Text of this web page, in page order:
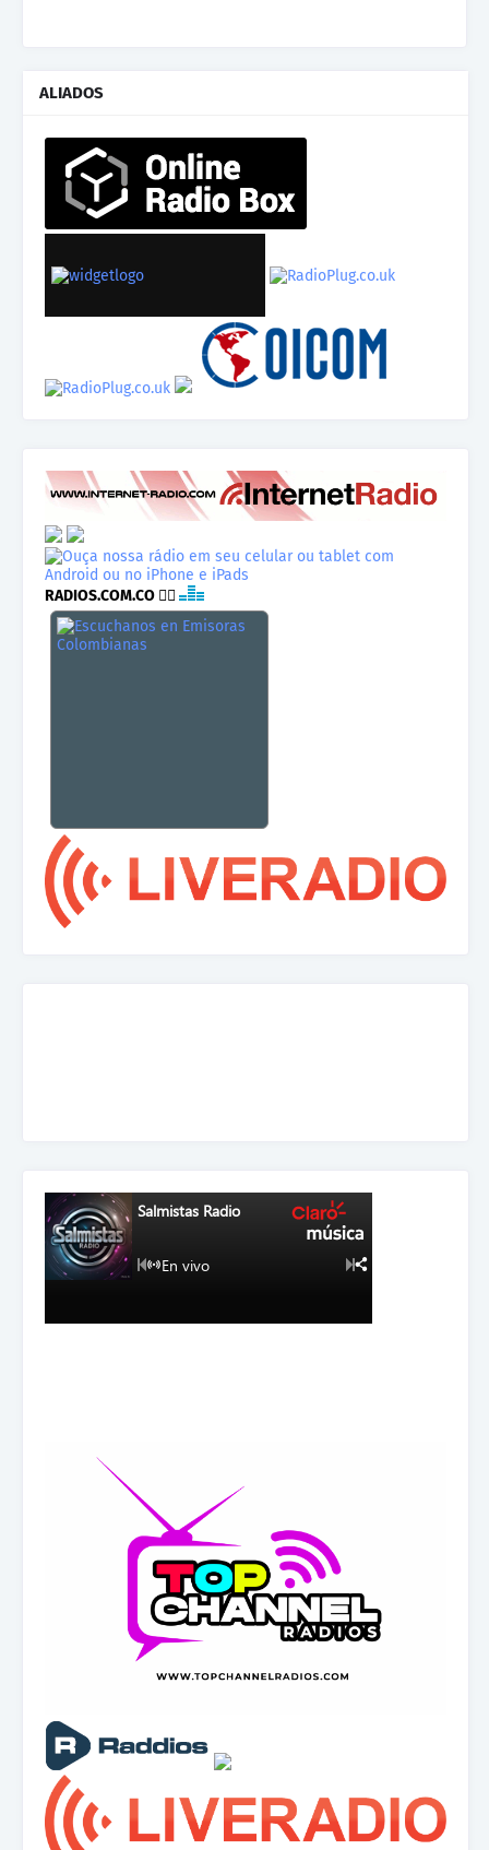
ALIADOS
RADIOS.COM.CO 👉🏾